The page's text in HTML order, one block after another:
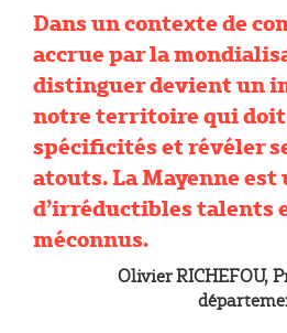
Dans un contexte de
accrue par la
distinguer devient un
notre territoire qui
spécificités et révéler
atouts. La Mayenne
d’irréductibles talents
méconnus.
Olivier RICHEFOU,